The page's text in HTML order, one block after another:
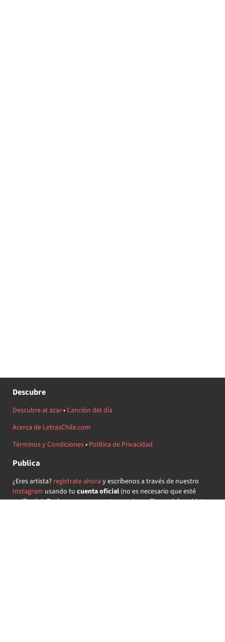
Descubre
Descubre al azar•Canción del día
Acerca de LetrasChile.com
Términos y Condiciones• Política de Privacidad
Publica
¿Eres artista? regístrate ahora y escríbenos a través de nuestro
Instagram usando tu cuenta oficial(no es necesario que esté
verificada) ¡Te daremos acceso a tu propio perfil y podrás subir tus